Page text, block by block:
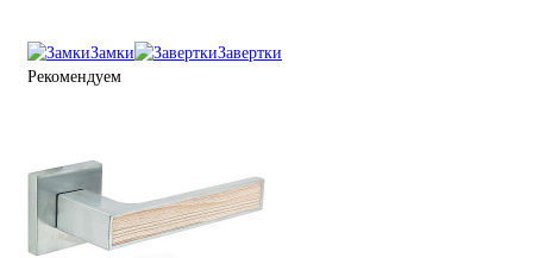
Замки
Завертки
Рекомендуем